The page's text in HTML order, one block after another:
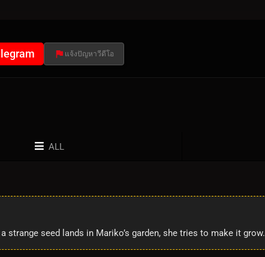
แจ้งปัญหาวีดีโอ
ALL
strange seed lands in Mariko’s garden, she tries to make it grow.